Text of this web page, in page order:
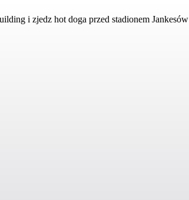
i zjedz hot doga przed stadionem Jankesów